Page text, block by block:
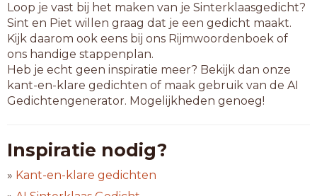
Loop je vast bij het maken van je Sinterklaasgedicht?
Sint en Piet willen graag dat je een gedicht maakt.
Kijk daarom ook eens bij ons Rijmwoordenboek of
ons handige stappenplan.
Heb je echt geen inspiratie meer? Bekijk dan onze
kant-en-klare gedichten of maak gebruik van de AI
Gedichtengenerator. Mogelijkheden genoeg!
Inspiratie nodig?
» Kant-en-klare gedichten